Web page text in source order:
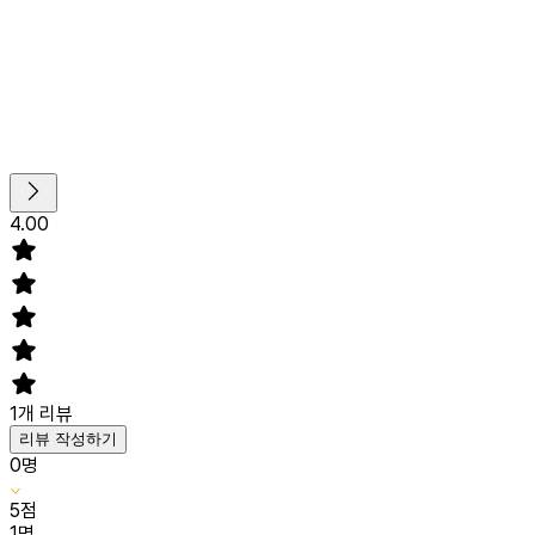
4.00
1개 리뷰
리뷰 작성하기
0명
5점